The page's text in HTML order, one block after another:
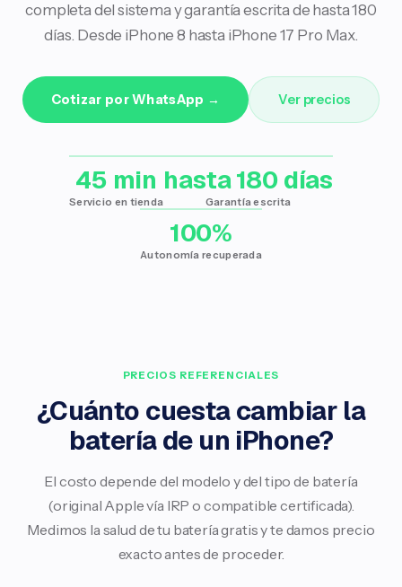
completa del sistema y garantía escrita de hasta 180
días. Desde iPhone 8 hasta iPhone 17 Pro Max.
Cotizar por WhatsApp → Ver precios
45 min
Servicio en tienda
hasta 180 días
Garantía escrita
100%
Autonomía recuperada
PRECIOS REFERENCIALES
¿Cuánto cuesta cambiar la
batería de un iPhone?
El costo depende del modelo y del tipo de batería
(original Apple vía IRP o compatible certificada).
Medimos la salud de tu batería gratis y te damos precio
exacto antes de proceder.